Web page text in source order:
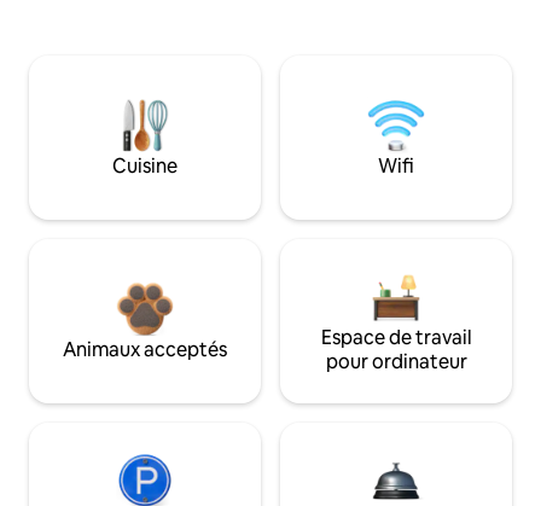
Cuisine Wifi
Animaux acceptés
Espace de travail
pour ordinateur